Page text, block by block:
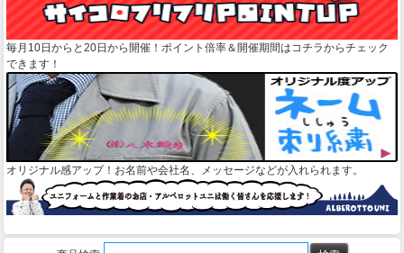
毎月10日からと20日から開催！ポイント倍率＆開催期間はコチラからチェック
できます！
オリジナル感アップ！お名前や会社名、メッセージなどが入れられます。